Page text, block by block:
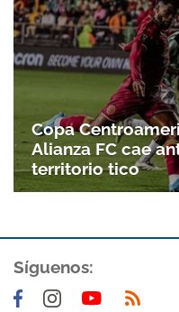
Gracias por
Copa
Alianza FC cae
territorio tico
Síguenos: